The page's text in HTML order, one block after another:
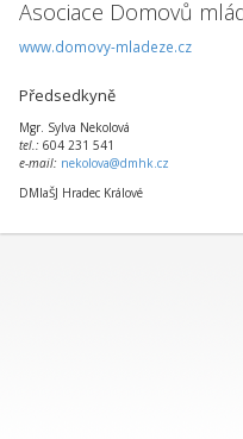
Asociace Domovů
www.domovy-mladeze.cz
Předsedkyně
Mgr. Sylva Nekolová
tel.: 604 231 541
e-mail: nekolova@dmhk.cz
DMIaŠJ Hradec Králové